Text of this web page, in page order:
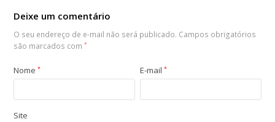
Deixe um comentário
O seu endereço de e-mail não será publicado. Campos obrigatórios
são marcados com*
Nome* E-mail*
Site